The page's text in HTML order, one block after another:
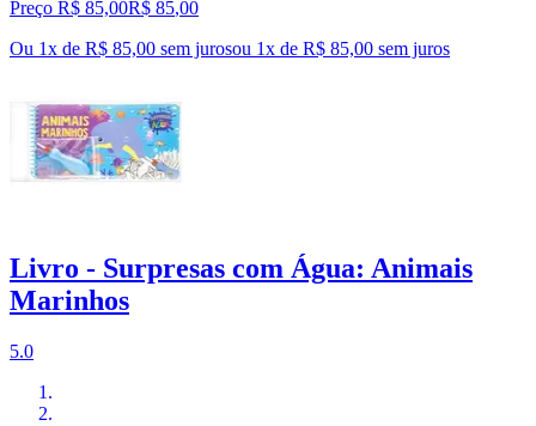
Preço R$ 85,00R$ 85,00
Ou 1x de R$ 85,00 sem jurosou 1x de R$ 85,00 sem juros
Livro - Surpresas com Água: Animais
Marinhos
5.0